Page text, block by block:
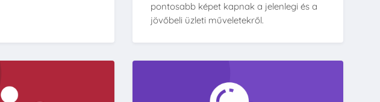
pontosabb képet kapnak a jelenlegi és a
jövőbeli üzleti műveletekről.